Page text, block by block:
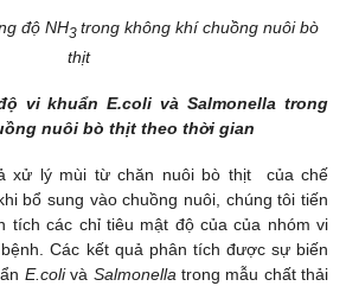
độ NH3 trong không khí chuồng nuôi bò
thịt
vi khuẩn E.coli và Salmonella trong
nuôi bò thịt theo thời gian
xử lý mùi từ chăn nuôi bò thịt của chế
bổ sung vào chuồng nuôi, chúng tôi tiến
tích các chỉ tiêu mật độ của của nhóm vi
Các kết quả phân tích được sự biến
E.colivà Salmonella trong mẫu chất thải